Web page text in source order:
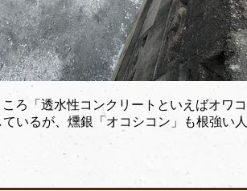
ろ「透水性コンクリートといえばオワコ
いるが、燻銀「オコシコン」も根強い人